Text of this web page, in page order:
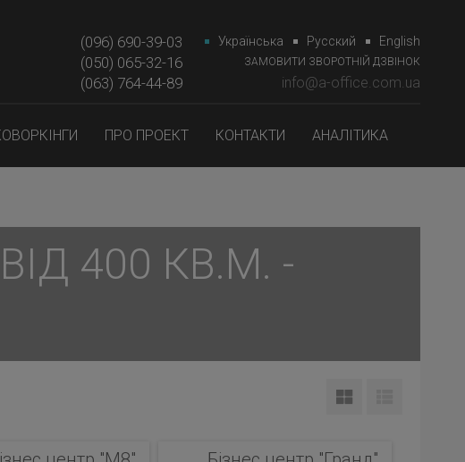
(096) 690-39-03
(050) 065-32-16
(063) 764-44-89‎‎
Українська Русский English
ЗАМОВИТИ ЗВОРОТНІЙ ДЗВІНОК
info@a-office.com.ua
ПРО ПРОЕКТ КОНТАКТИ АНАЛІТИКА
400 КВ.М. -